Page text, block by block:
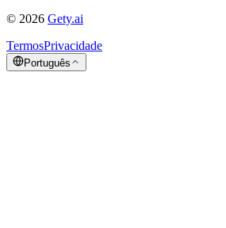
© 2026 Gety.ai
TermosPrivacidade
Português